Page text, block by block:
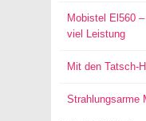
Mobistel El560
viel Leistung
Mit den Tatsch-
Strahlungsarme